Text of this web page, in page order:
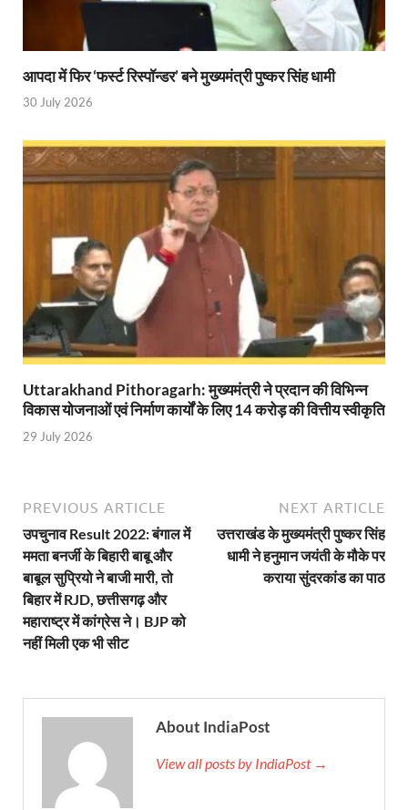
UP Diwas Program: विकसित भारत-विकसित उत्तर
Uttarakhand Uniform Scam: वर्दी घोटाले में सीएम
Kapil Dev Agarwal: यूपी सरकार के मंत्री कपिल देव ने
NFPRC Workshop: एन.एफ.पी.आर.सी द्वारा सांसदों एवं
UP tableau Kartavya Path: कर्तव्य पथ पर नजर आएगी
PM Gram Sadak Yojana: प्रधानमंत्री ग्राम सड़क
PM Gram Sadak Yojana: प्रधानमंत्री ग्राम सड़क
Manrega Protest: मनरेगा कानून को खत्म किए जाने के
UP Kaushal Disha: कौशल दिशा पोर्टल से ग्रामीण युवाओं
Nitin Nabin: राष्ट्रीय अध्यक्ष बनने के बाद नितिन नवीन
World Economic Forum: भारत की आर्थिक मजबूती के
BJP National President Nitin Nabin: निर्विरोध चुने
New Jalpaiguri Railway Station: न्यू जलपाईगुड़ी
Jagran Forum: जागरण फोरम पर सीएम पुष्कर सिंह धामी
Uttar Pradesh Politics: मुक्त कंठ से यूपी को सराहा,
Vande Bharat Sleeper Update: वंदे भारत स्लीपर का
Uttarakhand Calender 2026: मुख्यमंत्री पुष्कर सिंह
Start UP Summit: उद्यमिता, नवाचार और व्यापार हमारे
आपदा में फिर ‘फर्स्ट रिस्पॉन्डर’ बने मुख्यमंत्री पुष्कर सिंह धामी
30 July 2026
Uttarakhand Pithoragarh: मुख्यमंत्री ने प्रदान की विभिन्न
विकास योजनाओं एवं निर्माण कार्यों के लिए 14 करोड़ की वित्तीय स्वीकृति
29 July 2026
PREVIOUS ARTICLE
उपचुनाव Result 2022: बंगाल में
ममता बनर्जी के बिहारी बाबू और
बाबूल सुप्रियो ने बाजी मारी, तो
बिहार में RJD, छत्तीसगढ़ और
महाराष्ट्र में कांग्रेस ने। BJP को
नहीं मिली एक भी सीट
NEXT ARTICLE
उत्तराखंड के मुख्यमंत्री पुष्कर सिंह
धामी ने हनुमान जयंती के मौके पर
कराया सुंदरकांड का पाठ
About IndiaPost
View all posts by IndiaPost →